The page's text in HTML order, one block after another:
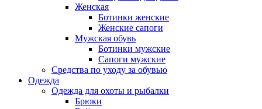
Женская
Ботинки женские
Женские сапоги
Мужская обувь
Ботинки мужские
Сапоги мужские
Средства по уходу за обувью
Одежда
Одежда для охоты и рыбалки
Брюки